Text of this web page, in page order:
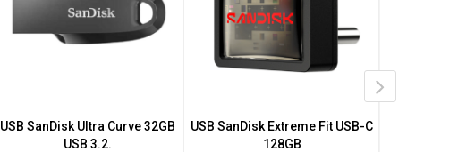
USB SanDisk Ultra Curve 32GB
USB 3.2.
USB SanDisk Extreme Fit USB-C
128GB